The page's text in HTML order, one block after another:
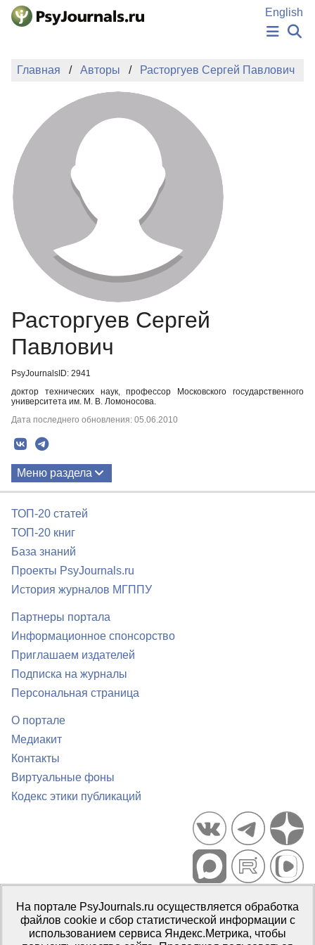
Перейти к основному содержанию
English
НОВОСТИ
АВТОРЫ
ПОДАТЬ РУКОПИСЬ
БАЗА ЗНАНИЙ
КЛЮЧЕВЫЕ СЛОВА
Регистрация
Главная Авторы Расторгуев Сергей Павлович
Расторгуев Сергей
Павлович
PsyJournalsID: 2941
доктор технических наук, профессор Московского государственного
университета им. М. В. Ломоносова.
Дата последнего обновления: 05.06.2010
Меню раздела
ТОП-20 статей
ТОП-20 книг
База знаний
Проекты PsyJournals.ru
История журналов МГППУ
Партнеры портала
Информационное спонсорство
Приглашаем издателей
Подписка на журналы
Персональная страница
О портале
Медиакит
Контакты
Виртуальные фоны
Кодекс этики публикаций
Портал психологических изданий PsyJournals.ru, 2007–2026
Правила использования материалов
Свидетельство регистрации СМИЭл № ФС77-66447 от 14 июля
2016 г.
На портале PsyJournals.ru осуществляется обработка
файлов cookie и сбор статистической информации с
использованием сервиса Яндекс.Метрика, чтобы